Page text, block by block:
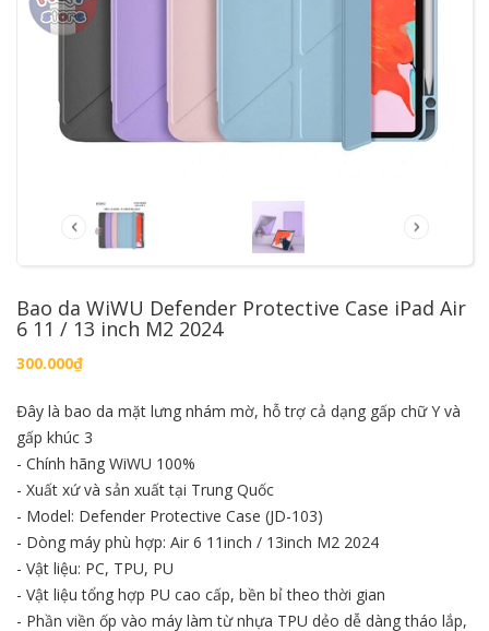
Bao da WiWU Defender Protective Case iPad Air
6 11 / 13 inch M2 2024
300.000₫
Đây là bao da mặt lưng nhám mờ, hỗ trợ cả dạng gấp chữ Y và
gấp khúc 3
- Chính hãng WiWU 100%
- Xuất xứ và sản xuất tại Trung Quốc
- Model: Defender Protective Case (JD-103)
- Dòng máy phù hợp: Air 6 11inch / 13inch M2 2024
- Vật liệu: PC, TPU, PU
- Vật liệu tổng hợp PU cao cấp, bền bỉ theo thời gian
- Phần viền ốp vào máy làm từ nhựa TPU dẻo dễ dàng tháo lắp,